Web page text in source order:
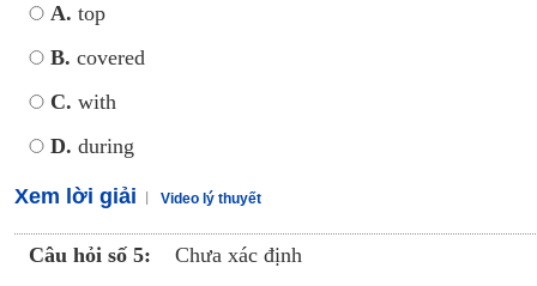
A. top
B. covered
C. with
D. during
Xem lời giải Video lý thuyết
Câu hỏi số 5:
Chưa xác định